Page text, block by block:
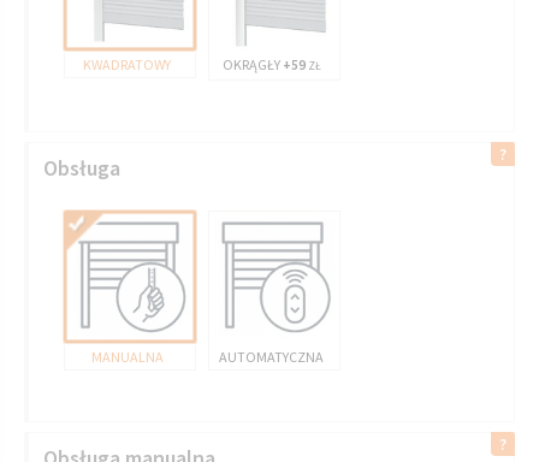
KWADRATOWY OKRĄGŁY +59ZŁ
Obsługa
MANUALNA AUTOMATYCZNA